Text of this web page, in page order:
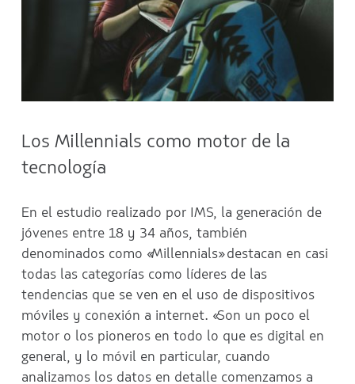
Los Millennials como motor de la
tecnología
En el estudio realizado por IMS, la generación de
jóvenes entre 18 y 34 años, también
denominados como «Millennials» destacan en casi
todas las categorías como líderes de las
tendencias que se ven en el uso de dispositivos
móviles y conexión a internet. «Son un poco el
motor o los pioneros en todo lo que es digital en
general, y lo móvil en particular, cuando
analizamos los datos en detalle comenzamos a